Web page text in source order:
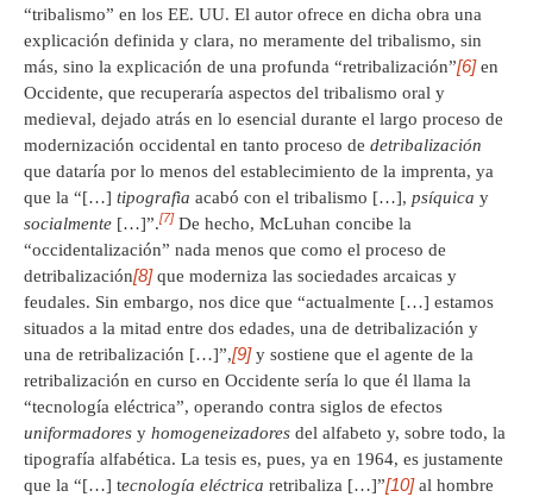
“tribalismo” en los EE. UU. El autor ofrece en dicha obra una
explicación definida y clara, no meramente del tribalismo, sin
más, sino la explicación de una profunda “retribalización”[6]en
Occidente, que recuperaría aspectos del tribalismo oral y
medieval, dejado atrás en lo esencial durante el largo proceso de
modernización occidental en tanto proceso de detribalización
que dataría por lo menos del establecimiento de la imprenta, ya
que la “[…] tipografìa acabó con el tribalismo […], psíquica y
socialmente […]”.[7] De hecho, McLuhan concibe la
“occidentalización” nada menos que como el proceso de
detribalización[8]que moderniza las sociedades arcaicas y
feudales. Sin embargo, nos dice que “actualmente […] estamos
situados a la mitad entre dos edades, una de detribalización y
una de retribalización […]”,[9]y sostiene que el agente de la
retribalización en curso en Occidente sería lo que él llama la
“tecnología eléctrica”, operando contra siglos de efectos
uniformadores y homogeneizadores del alfabeto y, sobre todo, la
tipografía alfabética. La tesis es, pues, ya en 1964, es justamente
que la “[…] tecnología eléctrica retribaliza […]”[10]al hombre